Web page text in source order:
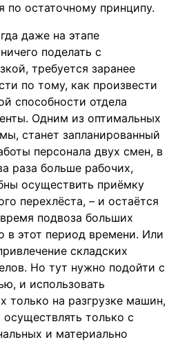
по остаточному принципу.
даже на этапе
поделать с
требуется заранее
по тому, как произвести
способности отдела
Одним из оптимальных
станет запланированный
персонала двух смен, в
раза больше рабочих,
осуществить приёмку
перехлёста, – и остаётся
подвоза больших
в этот период времени. Или
складских
Но тут нужно подойти с
и использовать
только на разгрузке машин,
только с
и материально